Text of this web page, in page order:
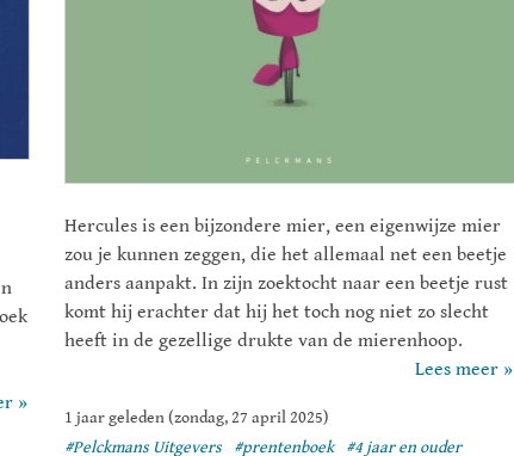
»
Hercules is een bijzondere mier, een eigenwijze mier
zou je kunnen zeggen, die het allemaal net een beetje
anders aanpakt. In zijn zoektocht naar een beetje rust
komt hij erachter dat hij het toch nog niet zo slecht
heeft in de gezellige drukte van de mierenhoop.
Lees meer »
1 jaar geleden (zondag, 27 april 2025)
#Pelckmans Uitgevers
#prentenboek #4 jaar en ouder